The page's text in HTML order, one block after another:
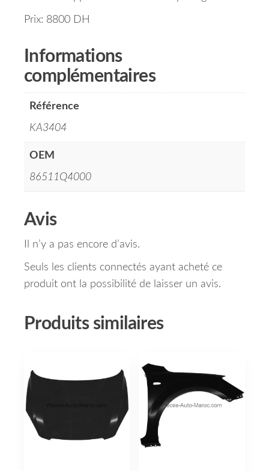
Prix: 8800 DH
Informations
complémentaires
Référence
KA3404
OEM
86511Q4000
Avis
Il n’y a pas encore d’avis.
Seuls les clients connectés ayant acheté ce
produit ont la possibilité de laisser un avis.
Produits similaires